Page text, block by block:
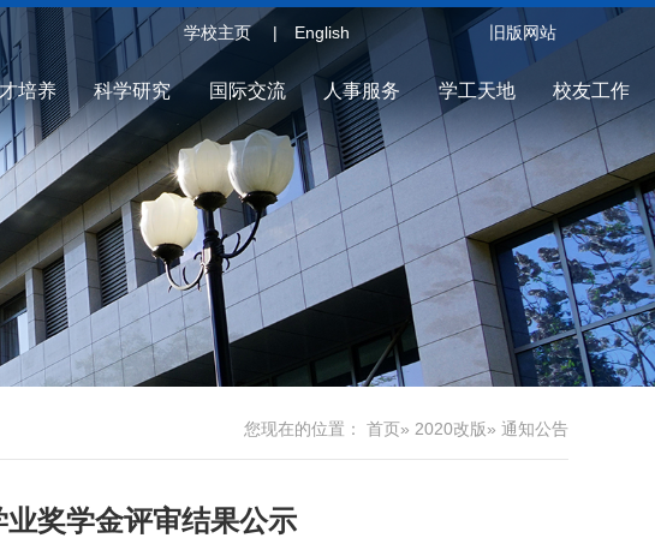
学校主页 English 旧版网站
培养 科学研究 国际交流 人事服务 学工天地 校友工作
您现在的位置： 首页» 2020改版» 通知公告
奖学金评审结果公示